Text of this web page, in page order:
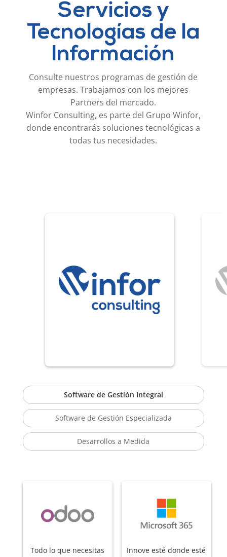
Servicios y
Tecnologías de la
Información
Consulte nuestros programas de gestión de
empresas. Trabajamos con los mejores
Partners del mercado.
Winfor Consulting, es parte del Grupo Winfor,
donde encontrarás soluciones tecnológicas a
todas tus necesidades.
Software de Gestión Integral
Software de Gestión Especializada
Desarrollos a Medida
Todo lo que necesitas
Innove esté donde esté